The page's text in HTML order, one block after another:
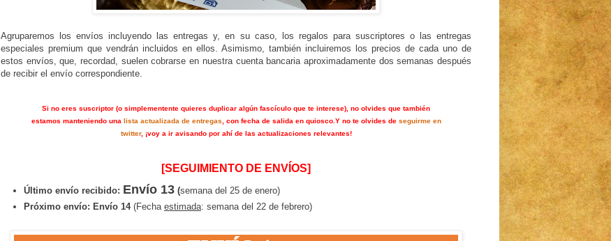
Agruparemos los envíos incluyendo las entregas y, en su caso, los regalos para suscriptores o las entregas
especiales premium que vendrán incluidos en ellos. Asimismo, también incluiremos los precios de cada uno de
estos envíos, que, recordad, suelen cobrarse en nuestra cuenta bancaria aproximadamente dos semanas después
de recibir el envío correspondiente.
Si no eres suscriptor (o simplementente quieres duplicar algún fascículo que te interese), no olvides que también
estamos manteniendo una lista actualizada de entregas , con fecha de salida en quiosco. Y no te olvides de seguirme en
twitter, ¡voy a ir avisando por ahí de las actualizaciones relevantes!
[SEGUIMIENTO DE ENVÍOS]
Último envío recibido: Envío 13 (semana del 25 de enero)
Próximo envío: Envío 14(Fecha estimada: semana del 22 de febrero)